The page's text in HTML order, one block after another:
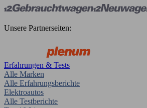
Unsere Partnerseiten:
Erfahrungen & Tests
Alle Marken
Alle Erfahrungsberichte
Elektroautos
Alle Testberichte